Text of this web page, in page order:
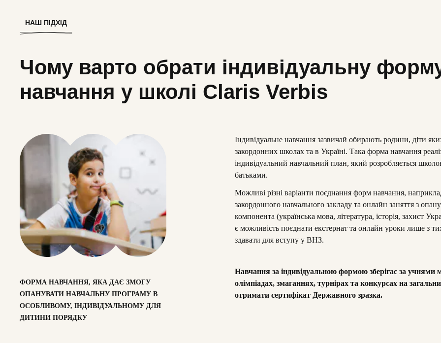
НАШ ПІДХІД
Чому варто обрати індивідуальну
навчання у школі Claris Verbis
ФОРМА НАВЧАННЯ, ЯКА ДАЄ ЗМОГУ
ОПАНУВАТИ НАВЧАЛЬНУ ПРОГРАМУ В
ОСОБЛИВОМУ, ІНДИВІДУАЛЬНОМУ ДЛЯ
ДИТИНИ ПОРЯДКУ
Індивідуальне навчання зазвичай обирають родини, діти
закордонних школах та в Україні. Така форма навчання
індивідуальний навчальний план, який розробляється
батьками.
Можливі різні варіанти поєднання форм навчання,
закордонного навчального закладу та онлайн заняття з
компонента (українська мова, література, історія, захист
є можливість поєднати екстернат та онлайн уроки лише з
здавати для вступу у ВНЗ.
Навчання за індивідуальною формою зберігає за учнями
олімпіадах, змаганнях, турнірах та конкурсах на
отримати сертифікат Державного зразка.